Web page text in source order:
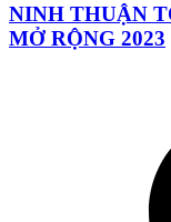
NINH THUẬN
MỞ RỘNG 2023